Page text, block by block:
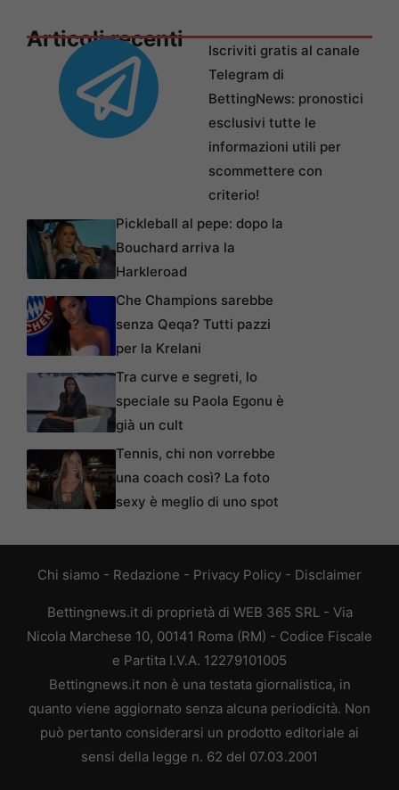
Articoli recenti
Iscriviti gratis al canale
Telegram di
BettingNews: pronostici
esclusivi tutte le
informazioni utili per
scommettere con
criterio!
Pickleball al pepe: dopo la
Bouchard arriva la
Harkleroad
Che Champions sarebbe
senza Qeqa? Tutti pazzi
per la Krelani
Tra curve e segreti, lo
speciale su Paola Egonu è
già un cult
Tennis, chi non vorrebbe
una coach così? La foto
sexy è meglio di uno spot
Chi siamo - Redazione - Privacy Policy - Disclaimer
Bettingnews.it di proprietà di WEB 365 SRL - Via
Nicola Marchese 10, 00141 Roma (RM) - Codice Fiscale
e Partita I.V.A. 12279101005
Bettingnews.it non è una testata giornalistica, in
quanto viene aggiornato senza alcuna periodicità. Non
può pertanto considerarsi un prodotto editoriale ai
sensi della legge n. 62 del 07.03.2001